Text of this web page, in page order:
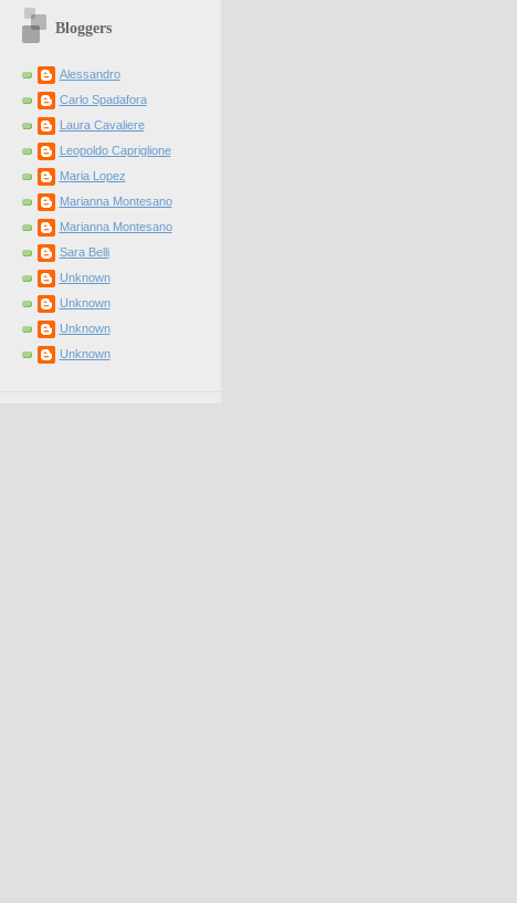
Bloggers
Alessandro
Carlo Spadafora
Laura Cavaliere
Leopoldo Capriglione
Maria Lopez
Marianna Montesano
Marianna Montesano
Sara Belli
Unknown
Unknown
Unknown
Unknown